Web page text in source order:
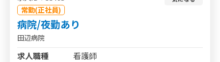
常勤(正社員)
病院/夜勤あり
田辺病院
求人職種
看護師